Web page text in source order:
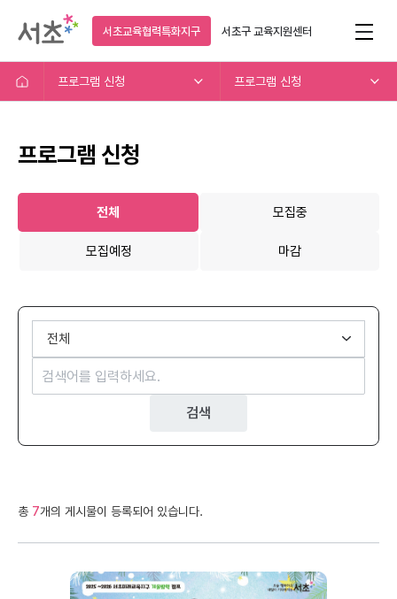
서초교육협력특화지구 서초구교육지원센터
프로그램 신청 프로그램 신청
프로그램 신청
전체 모집중
모집예정 마감
검색
총 7개의 게시물이 등록되어 있습니다.